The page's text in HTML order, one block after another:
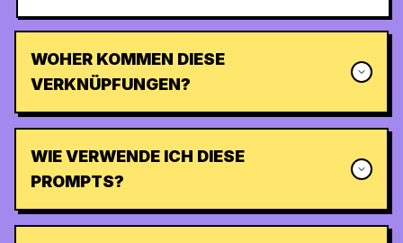
WOHER KOMMEN DIESE
VERKNÜPFUNGEN?
WIE VERWENDE ICH DIESE
PROMPTS?